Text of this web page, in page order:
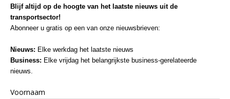
Blijf altijd op de hoogte van het laatste nieuws uit de
transportsector!
Abonneer u gratis op een van onze nieuwsbrieven:
Nieuws: Elke werkdag het laatste nieuws
Business: Elke vrijdag het belangrijkste business-gerelateerde
nieuws.
Voornaam